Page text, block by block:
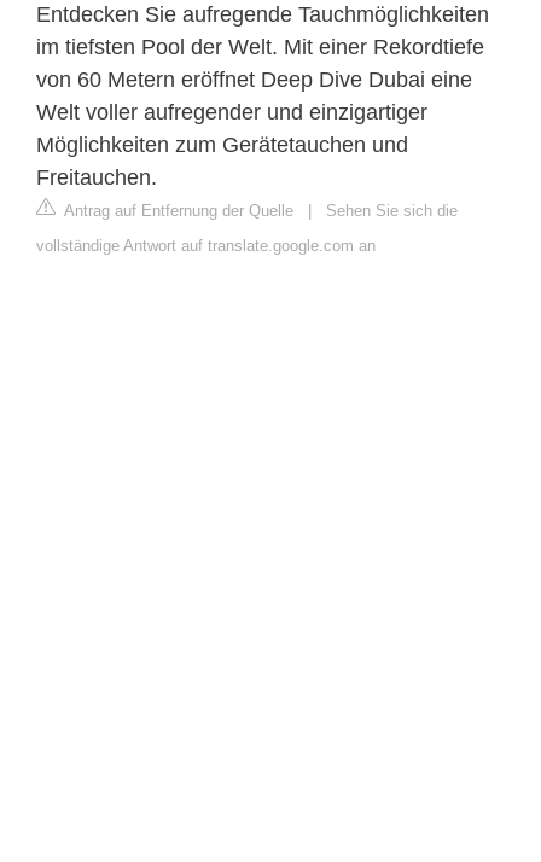
Entdecken Sie aufregende Tauchmöglichkeiten
im tiefsten Pool der Welt. Mit einer Rekordtiefe
von 60 Metern eröffnet Deep Dive Dubai eine
Welt voller aufregender und einzigartiger
Möglichkeiten zum Gerätetauchen und
Freitauchen.
Antrag auf Entfernung der Quelle | Sehen Sie sich die
vollständige Antwort auf translate.google.com an